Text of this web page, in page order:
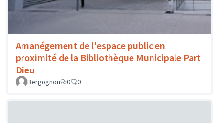
Amanégement de l'espace public en
proximité de la Bibliothèque Municipale Part
Dieu
Bergognon 0 0